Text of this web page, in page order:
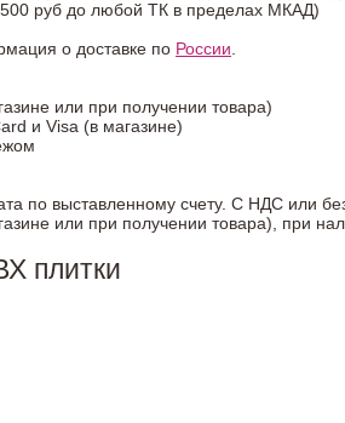
руб до любой ТК в пределах МКАД)
о доставке по России.
или при получении товара)
и Visa (в магазине)
по выставленному счету. С НДС или
или при получении товара), при
плитки